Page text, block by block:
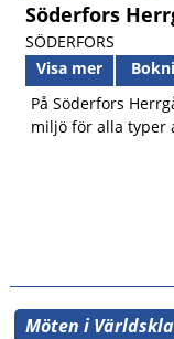
Söderfors
SÖDERFORS
Visa mer
På Söderfors
miljö för alla typer
Möten i